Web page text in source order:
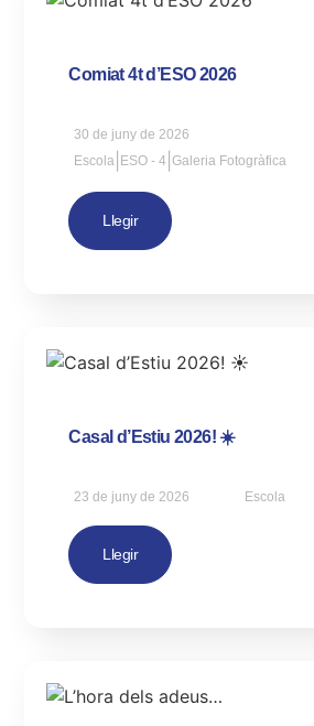
Comiat 4t d’ESO 2026
30 de juny de 2026
Escola ESO - 4 |Galeria Fotogràfica
Llegir
Casal d’Estiu 2026! ☀️
23 de juny de 2026 Escola
Llegir